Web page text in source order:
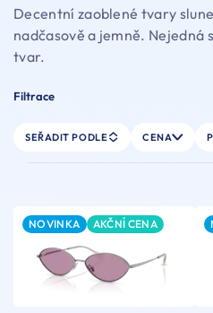
Decentní zaoblené tvary
nadčasově a jemně. Nejedná
tvar.
Filtrace
CENA
SEŘADIT PODLE
NOVINKA AKČNÍ CENA